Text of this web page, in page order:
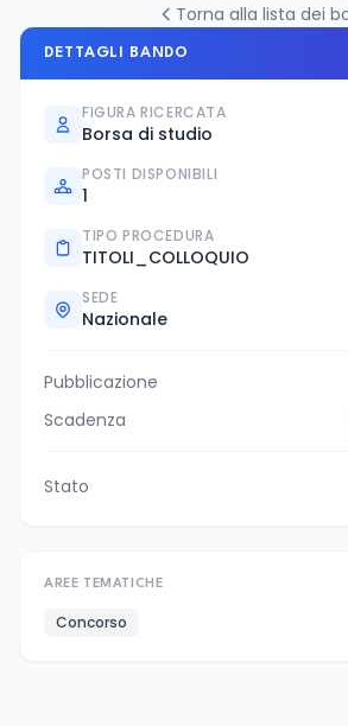
Torna alla lista dei
DETTAGLI BANDO
FIGURA RICERCATA
Borsa di studio
POSTI DISPONIBILI
1
TIPO PROCEDURA
TITOLI_COLLOQUIO
SEDE
Nazionale
Pubblicazione
Scadenza
Stato
AREE TEMATICHE
Concorso